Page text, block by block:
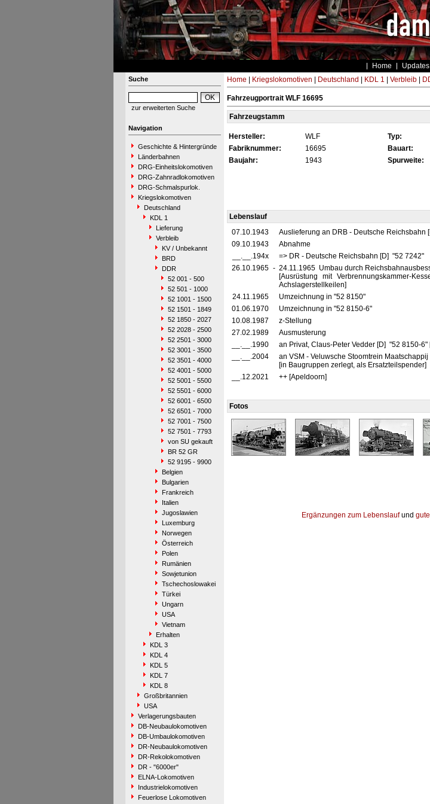
Home Updates
Suche
zur erweiterten Suche
Navigation
Geschichte & Hintergründe
Länderbahnen
DRG-Einheitslokomotiven
DRG-Zahnradlokomotiven
DRG-Schmalspurlok.
Kriegslokomotiven
Deutschland
KDL 1
Lieferung
Verbleib
KV / Unbekannt
BRD
DDR
52 001 - 500
52 501 - 1000
52 1001 - 1500
52 1501 - 1849
52 1850 - 2027
52 2028 - 2500
52 2501 - 3000
52 3001 - 3500
52 3501 - 4000
52 4001 - 5000
52 5001 - 5500
52 5501 - 6000
52 6001 - 6500
52 6501 - 7000
52 7001 - 7500
52 7501 - 7793
von SU gekauft
BR 52 GR
52 9195 - 9900
Belgien
Bulgarien
Frankreich
Italien
Jugoslawien
Luxemburg
Norwegen
Österreich
Polen
Rumänien
Sowjetunion
Tschechoslowakei
Türkei
Ungarn
USA
Vietnam
Erhalten
KDL 3
KDL 4
KDL 5
KDL 7
KDL 8
Großbritannien
USA
Verlagerungsbauten
DB-Neubaulokomotiven
DB-Umbaulokomotiven
DR-Neubaulokomotiven
DR-Rekolokomotiven
DR - "6000er"
ELNA-Lokomotiven
Industrielokomotiven
Feuerlose Lokomotiven
Home Kriegslokomotiven Deutschland KDL 1 Verbleib|
Fahrzeugportrait WLF 16695
Fahrzeugstamm
Hersteller: WLF Typ:
Fabriknummer:
16695 Bauart:
Baujahr:
1943 Spurweite:
Lebenslauf
07.10.1943
Auslieferung an DRB - Deutsche Reichsbahn
09.10.1943
Abnahme
__.__.194x
=> DR - Deutsche Reichsbahn [D] "52 7242"
26.10.1965 - 24.11.1965 Umbau durch
[Ausrüstung mit Verbrennungskammer-
Achslagerstellkeilen]
24.11.1965
Umzeichnung in "52 8150"
01.06.1970
Umzeichnung in "52 8150-6"
10.08.1987
z-Stellung
27.02.1989
Ausmusterung
__.__.1990
an Privat, Claus-Peter Vedder [D] "52 8150-
__.__.2004
an VSM - Veluwsche Stoomtrein
[in Baugruppen zerlegt, als Ersatzteilspender]
__.12.2021
++ [Apeldoorn]
Fotos
Ergänzungen zum Lebenslaufund